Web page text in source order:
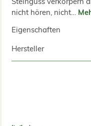
nicht hören, nicht…
Eigenschaften
Hersteller